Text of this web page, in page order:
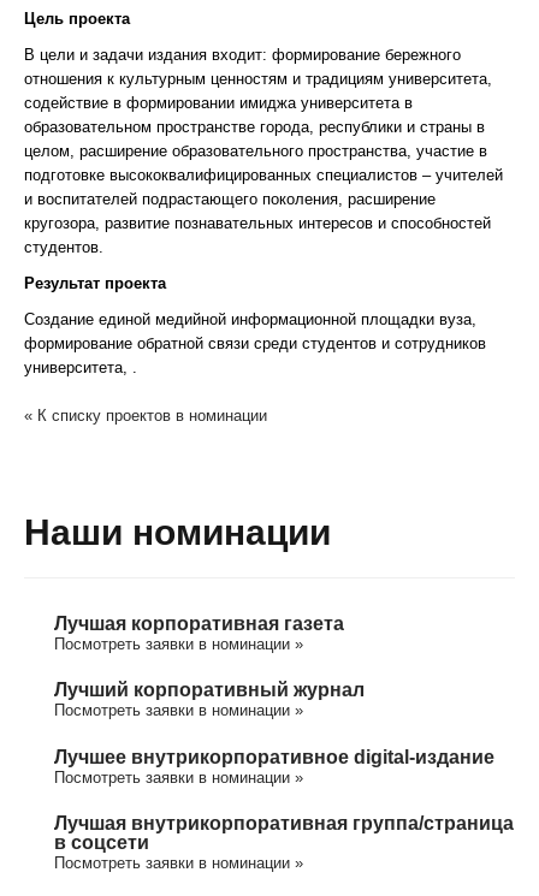
Цель проекта
В цели и задачи издания входит: формирование бережного
отношения к культурным ценностям и традициям университета,
содействие в формировании имиджа университета в
образовательном пространстве города, республики и страны в
целом, расширение образовательного пространства, участие в
подготовке высококвалифицированных специалистов – учителей
и воспитателей подрастающего поколения, расширение
кругозора, развитие познавательных интересов и способностей
студентов.
Результат проекта
Создание единой медийной информационной площадки вуза,
формирование обратной связи среди студентов и сотрудников
университета, .
« К списку проектов в номинации
Наши номинации
Лучшая корпоративная газета
Посмотреть заявки в номинации »
Лучший корпоративный журнал
Посмотреть заявки в номинации »
Лучшее внутрикорпоративное digital-издание
Посмотреть заявки в номинации »
Лучшая внутрикорпоративная группа/cтраница
в соцсети
Посмотреть заявки в номинации »